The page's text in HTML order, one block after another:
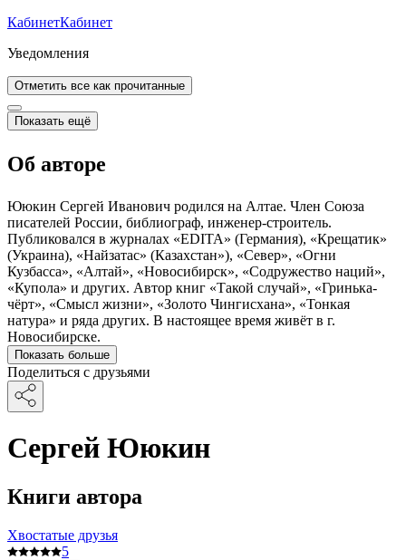
КабинетКабинет
Уведомления
Отметить все как прочитанные
Показать ещё
Об авторе
Ююкин Сергей Иванович родился на Алтае. Член Союза
писателей России, библиограф, инженер-строитель.
Публиковался в журналах «EDITA» (Германия), «Крещатик»
(Украина), «Найзатас» (Казахстан»), «Север», «Огни
Кузбасса», «Алтай», «Новосибирск», «Содружество наций»,
«Купола» и других. Автор книг «Такой случай», «Гринька-
чёрт», «Смысл жизни», «Золото Чингисхана», «Тонкая
натура» и ряда других. В настоящее время живёт в г.
Новосибирске.
Показать больше
Поделиться с друзьями
Сергей Ююкин
Книги автора
Хвостатые друзья
5